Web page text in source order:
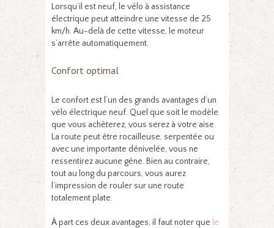
Lorsqu’il est neuf, le vélo à assistance
électrique peut atteindre une vitesse de 25
km/h. Au-delà de cette vitesse, le moteur
s’arrête automatiquement.
Confort optimal
Le confort est l’un des grands avantages d’un
vélo électrique neuf. Quel que soit le modèle
que vous achèterez, vous serez à votre aise.
La route peut être rocailleuse, serpentée ou
avec une importante dénivelée, vous ne
ressentirez aucune gêne. Bien au contraire,
tout au long du parcours, vous aurez
l’impression de rouler sur une route
totalement plate.
À part ces deux avantages, il faut noter que le